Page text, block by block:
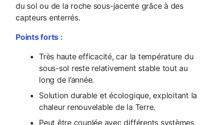
du sol ou de la roche sous-jacente grâce à des
capteurs enterrés.
Points forts :
Très haute efficacité, car la température du
sous-sol reste relativement stable tout au
long de l’année.
Solution durable et écologique, exploitant la
chaleur renouvelable de la Terre.
Peut être couplée avec différents systèmes